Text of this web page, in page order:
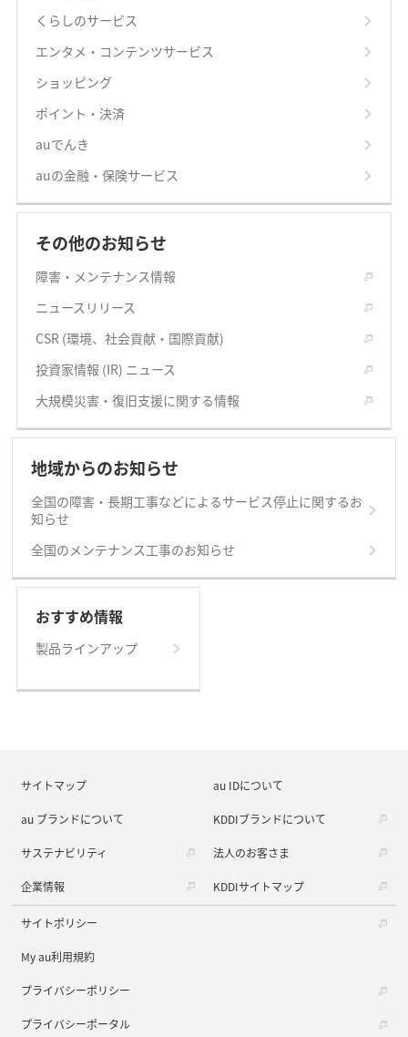
くらしのサービス
エンタメ・コンテンツサービス
ショッピング
ポイント・決済
auでんき
auの金融・保険サービス
その他のお知らせ
障害・メンテナンス情報
ニュースリリース
CSR (環境、社会貢献・国際貢献)
投資家情報 (IR) ニュース
大規模災害・復旧支援に関する情報
地域からのお知らせ
全国の障害・長期工事などによるサービス停止に関するお
知らせ
全国のメンテナンス工事のお知らせ
おすすめ情報
製品ラインアップ
サイトマップ au IDについて
au ブランドについて KDDIブランドについて
サステナビリティ 法人のお客さま
企業情報 KDDIサイトマップ
サイトポリシー
My au利用規約
プライバシーポリシー
プライバシーポータル